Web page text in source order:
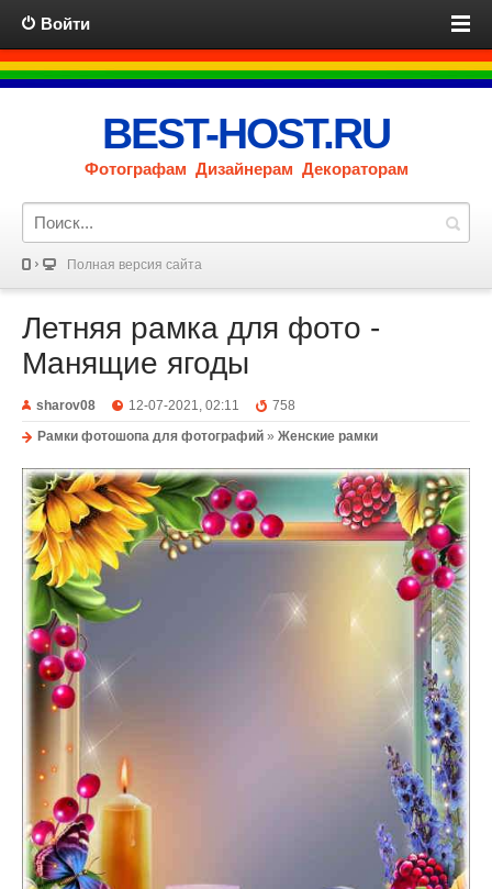
Войти
BEST-HOST.RU
Фотографам Дизайнерам Декораторам
Полная версия сайта
Летняя рамка для фото -
Манящие ягоды
sharov08 12-07-2021, 02:11
758
Рамки фотошопа для фотографий » Женские рамки